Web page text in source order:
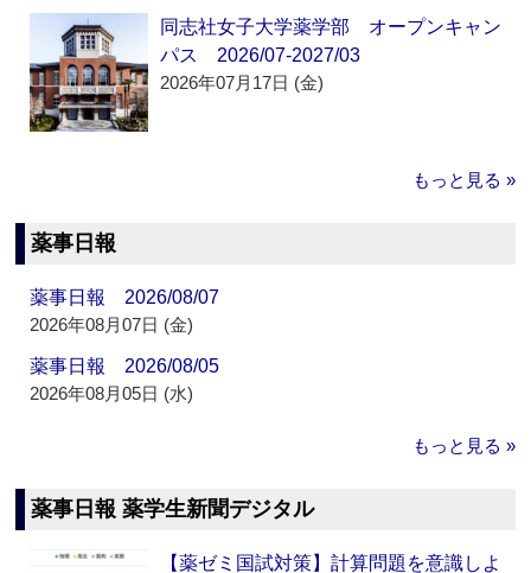
同志社女子大学薬学部 オープンキャン
パス 2026/07-2027/03
2026年07月17日 (金)
もっと見る »
薬事日報
薬事日報 2026/08/07
2026年08月07日 (金)
薬事日報 2026/08/05
2026年08月05日 (水)
もっと見る »
薬事日報 薬学生新聞デジタル
【薬ゼミ国試対策】計算問題を意識しよ